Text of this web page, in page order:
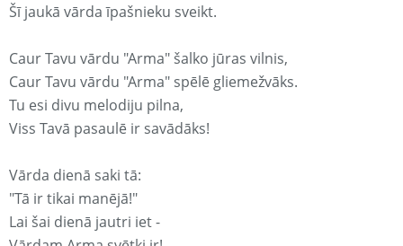
Šī jaukā vārda īpašnieku sveikt.
Caur Tavu vārdu "Arma" šalko jūras vilnis,
Caur Tavu vārdu "Arma" spēlē gliemežvāks.
Tu esi divu melodiju pilna,
Viss Tavā pasaulē ir savādāks!
Vārda dienā saki tā:
"Tā ir tikai manējā!"
Lai šai dienā jautri iet -